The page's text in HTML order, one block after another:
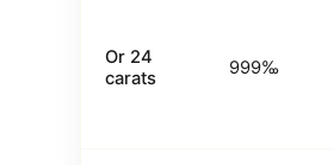
Or 24
carats
999‰